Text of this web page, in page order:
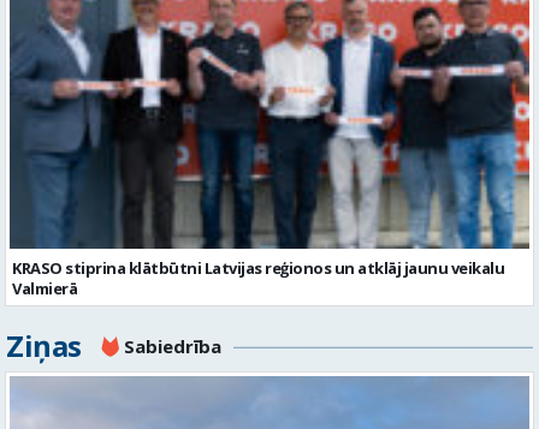
KRASO stiprina klātbūtni Latvijas reģionos un atklāj jaunu veikalu
Valmierā
Ziņas
Sabiedrība
Kultūra un izklaide